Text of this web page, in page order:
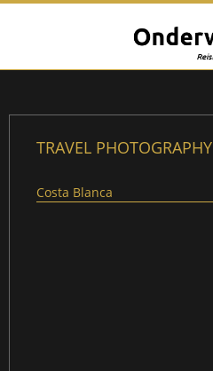
TRAVEL PHOTOGRAPHY
Costa Blanca